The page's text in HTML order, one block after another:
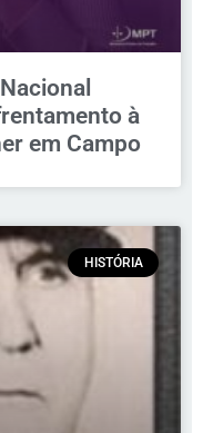
à
em Campo
HISTÓRIA